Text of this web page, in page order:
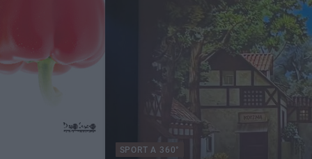
SPORT A 360°